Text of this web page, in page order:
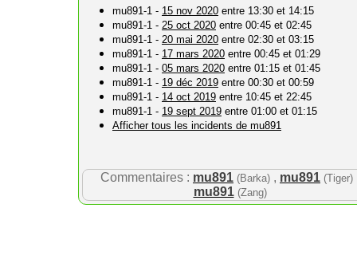
mu891-1 - 15 nov 2020 entre 13:30 et 14:15
mu891-1 - 25 oct 2020 entre 00:45 et 02:45
mu891-1 - 20 mai 2020 entre 02:30 et 03:15
mu891-1 - 17 mars 2020 entre 00:45 et 01:29
mu891-1 - 05 mars 2020 entre 01:15 et 01:45
mu891-1 - 19 déc 2019 entre 00:30 et 00:59
mu891-1 - 14 oct 2019 entre 10:45 et 22:45
mu891-1 - 19 sept 2019 entre 01:00 et 01:15
Afficher tous les incidents de mu891
Commentaires : mu891 (Barka) , mu891 (Tiger)
mu891 (Zang)